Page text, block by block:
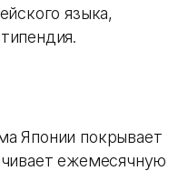
языка,
Японии покрывает
ежемесячную